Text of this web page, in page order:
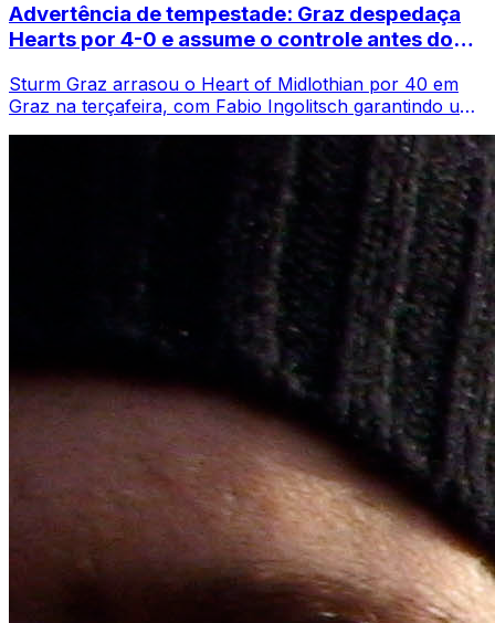
Advertência de tempestade: Graz despedaça
Hearts por 4-0 e assume o controle antes do
Sturm Graz arrasou o Heart of Midlothian por 40 em
Graz na terçafeira, com Fabio Ingolitsch garantindo uma